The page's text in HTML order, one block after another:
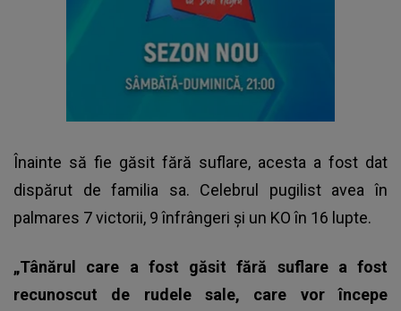
Înainte să fie găsit fără suflare, acesta a fost dat
dispărut de familia sa. Celebrul pugilist avea în
palmares 7 victorii, 9 înfrângeri și un KO în 16 lupte.
„Tânărul care a fost găsit fără suflare a fost
recunoscut de rudele sale, care vor începe